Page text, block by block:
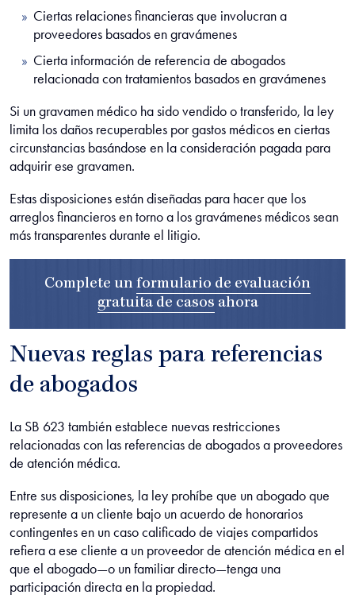
Ciertas relaciones financieras que involucran a
proveedores basados en gravámenes
Cierta información de referencia de abogados
relacionada con tratamientos basados en gravámenes
Si un gravamen médico ha sido vendido o transferido, la ley
limita los daños recuperables por gastos médicos en ciertas
circunstancias basándose en la consideración pagada para
adquirir ese gravamen.
Estas disposiciones están diseñadas para hacer que los
arreglos financieros en torno a los gravámenes médicos sean
más transparentes durante el litigio.
Complete un formulario de evaluación
gratuita de casos ahora
Nuevas reglas para referencias
de abogados
La SB 623 también establece nuevas restricciones
relacionadas con las referencias de abogados a proveedores
de atención médica.
Entre sus disposiciones, la ley prohíbe que un abogado que
represente a un cliente bajo un acuerdo de honorarios
contingentes en un caso calificado de viajes compartidos
refiera a ese cliente a un proveedor de atención médica en el
que el abogado—o un familiar directo—tenga una
participación directa en la propiedad.